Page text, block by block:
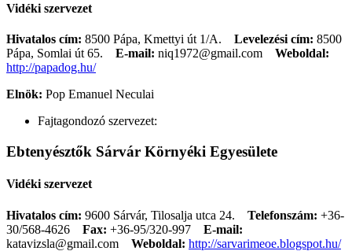
Vidéki szervezet
Hivatalos cím: 8500 Pápa, Kmettyi út 1/A. Levelezési cím: 8500
Pápa, Somlai út 65.
E-mail: niq1972@gmail.com
Weboldal:
http://papadog.hu/
Elnök: Pop Emanuel Neculai
Fajtagondozó szervezet:
Ebtenyésztők Sárvár Környéki Egyesülete
Vidéki szervezet
Hivatalos cím: 9600 Sárvár, Tilosalja utca 24. Telefonszám: +36-
30/568-4626
Fax: +36-95/320-997
E-mail:
katavizsla@gmail.com
Weboldal: http://sarvarimeoe.blogspot.hu/